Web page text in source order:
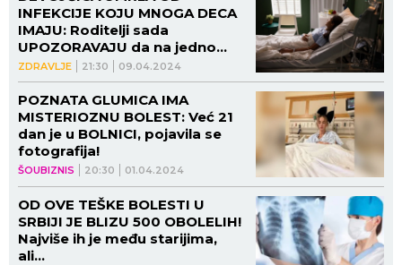
ZDRAVLJE 21:30 09.04.2024
INFEKCIJE KOJU MNOGA DECA
IMAJU: Roditelji sada
UPOZORAVAJU da na jedno
dobro obrate pažnju!
ŠOUBIZNIS 20:30 01.04.2024
POZNATA GLUMICA IMA
MISTERIOZNU BOLEST: Već 21
dan je u BOLNICI, pojavila se
fotografija!
OD OVE TEŠKE BOLESTI U
SRBIJI JE BLIZU 500 OBOLELIH!
Najviše ih je među starijima,
ali...